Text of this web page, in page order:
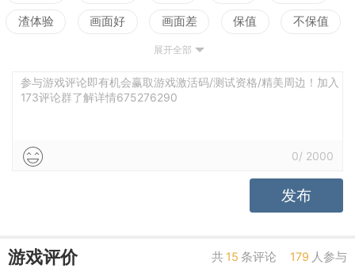
渣体验 画面好 画面差 保值 不保值
测试
展开全部
参与游戏评论即有机会赢取游戏激活码/测试资格/精美周边！加入
173评论群了解详情675276290
0/ 2000
发布
游戏评价 共 15 条评论 179 人参与